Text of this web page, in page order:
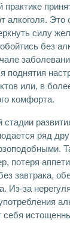
практике
алкоголя.
силу
без
поднятия
или, в
комфорта.
ряд
потеря
завтрака,
Из-за
себя